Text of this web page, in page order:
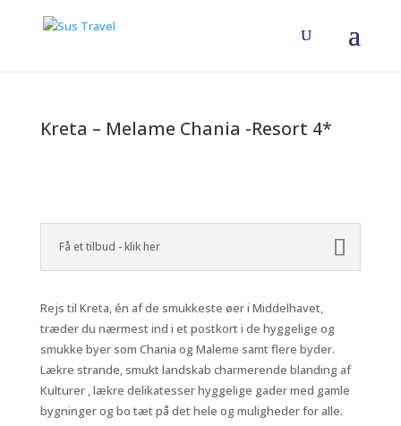
Kreta – Melame Chania -Resort 4*
Få et tilbud - klik her
Rejs til Kreta, én af de smukkeste øer i Middelhavet,
træder du nærmest ind i et postkort i de hyggelige og
smukke byer som Chania og Maleme samt flere byder.
Lækre strande, smukt landskab charmerende blanding af
Kulturer , lækre delikatesser hyggelige gader med gamle
bygninger og bo tæt på det hele og muligheder for alle.